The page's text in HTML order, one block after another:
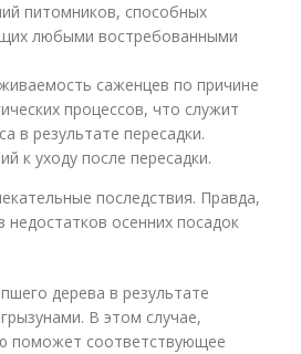
питомников, способных
любыми востребованными
саженцев по причине
процессов, что служит
в результате пересадки.
к уходу после пересадки.
последствия. Правда,
недостатков осенних посадок
дерева в результате
В этом случае,
поможет соответствующее